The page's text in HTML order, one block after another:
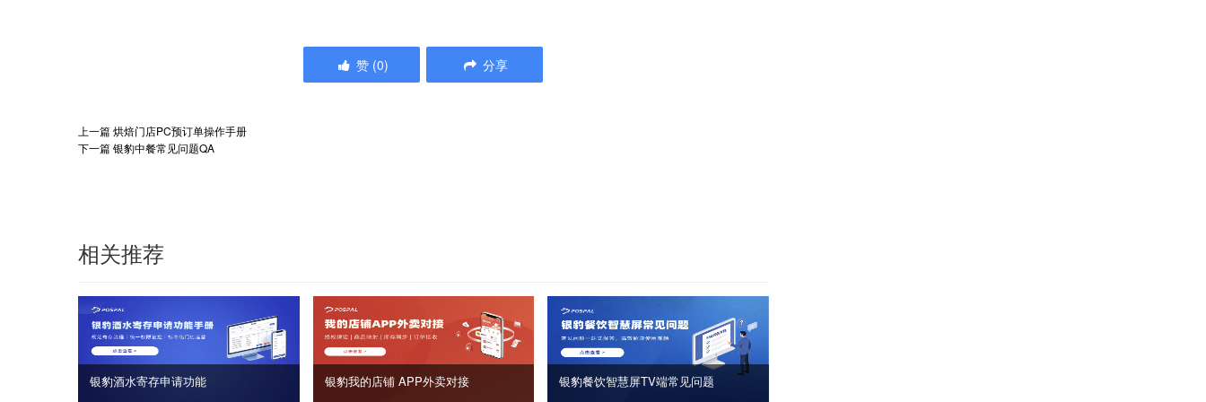
赞 (0) 分享
上一篇烘焙门店PC预订单操作手册
下一篇银豹中餐常见问题QA
相关推荐
银豹酒水寄存申请功能 银豹我的店铺 APP外卖对接 银豹餐饮智慧屏TV端常见问题